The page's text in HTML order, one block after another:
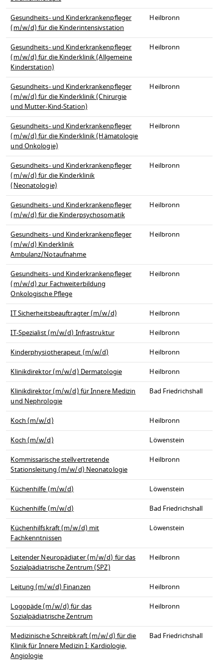
Gesundheits- und Kinderkrankenpfleger
(m/w/d) für die Kinderintensivstation
Heilbronn
Gesundheits- und Kinderkrankenpfleger
(m/w/d) für die Kinderklinik (Allgemeine
Kinderstation)
Heilbronn
Gesundheits- und Kinderkrankenpfleger
(m/w/d) für die Kinderklinik (Chirurgie
und Mutter-Kind-Station)
Heilbronn
Gesundheits- und Kinderkrankenpfleger
(m/w/d) für die Kinderklinik (Hämatologie
und Onkologie)
Heilbronn
Gesundheits- und Kinderkrankenpfleger
(m/w/d) für die Kinderklinik
(Neonatologie)
Heilbronn
Gesundheits- und Kinderkrankenpfleger
(m/w/d) für die Kinderpsychosomatik
Heilbronn
Gesundheits- und Kinderkrankenpfleger
(m/w/d) Kinderklinik
Ambulanz/Notaufnahme
Heilbronn
Gesundheits- und Kinderkrankenpfleger
(m/w/d) zur Fachweiterbildung
Onkologische Pflege
Heilbronn
IT Sicherheitsbeauftragter (m/w/d)
Heilbronn
IT-Spezialist (m/w/d) Infrastruktur
Heilbronn
Kinderphysiotherapeut (m/w/d)
Heilbronn
Klinikdirektor (m/w/d) Dermatologie
Heilbronn
Klinikdirektor (m/w/d) für Innere Medizin
und Nephrologie
Bad Friedrichshall
Koch (m/w/d)
Heilbronn
Koch (m/w/d)
Löwenstein
Kommissarische stellvertretende
Stationsleitung (m/w/d) Neonatologie
Heilbronn
Küchenhilfe (m/w/d)
Löwenstein
Küchenhilfe (m/w/d)
Bad Friedrichshall
Küchenhilfskraft (m/w/d) mit
Fachkenntnissen
Löwenstein
Leitender Neuropädiater (m/w/d) für das
Sozialpädiatrische Zentrum (SPZ)
Heilbronn
Leitung (m/w/d) Finanzen
Heilbronn
Logopäde (m/w/d) für das
Sozialpädiatrische Zentrum
Heilbronn
Medizinische Schreibkraft (m/w/d) für die
Klinik für Innere Medizin I: Kardiologie,
Angiologie
Bad Friedrichshall